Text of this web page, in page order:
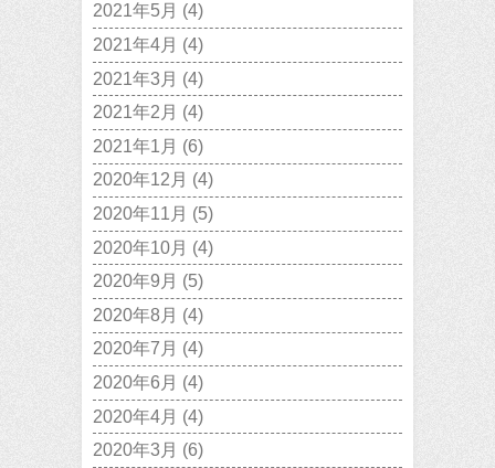
2021年5月 (4)
2021年4月 (4)
2021年3月 (4)
2021年2月 (4)
2021年1月 (6)
2020年12月 (4)
2020年11月 (5)
2020年10月 (4)
2020年9月 (5)
2020年8月 (4)
2020年7月 (4)
2020年6月 (4)
2020年4月 (4)
2020年3月 (6)